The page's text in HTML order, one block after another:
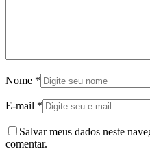
Nome *
E-mail *
Salvar meus dados neste
comentar.